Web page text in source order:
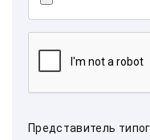
Представитель